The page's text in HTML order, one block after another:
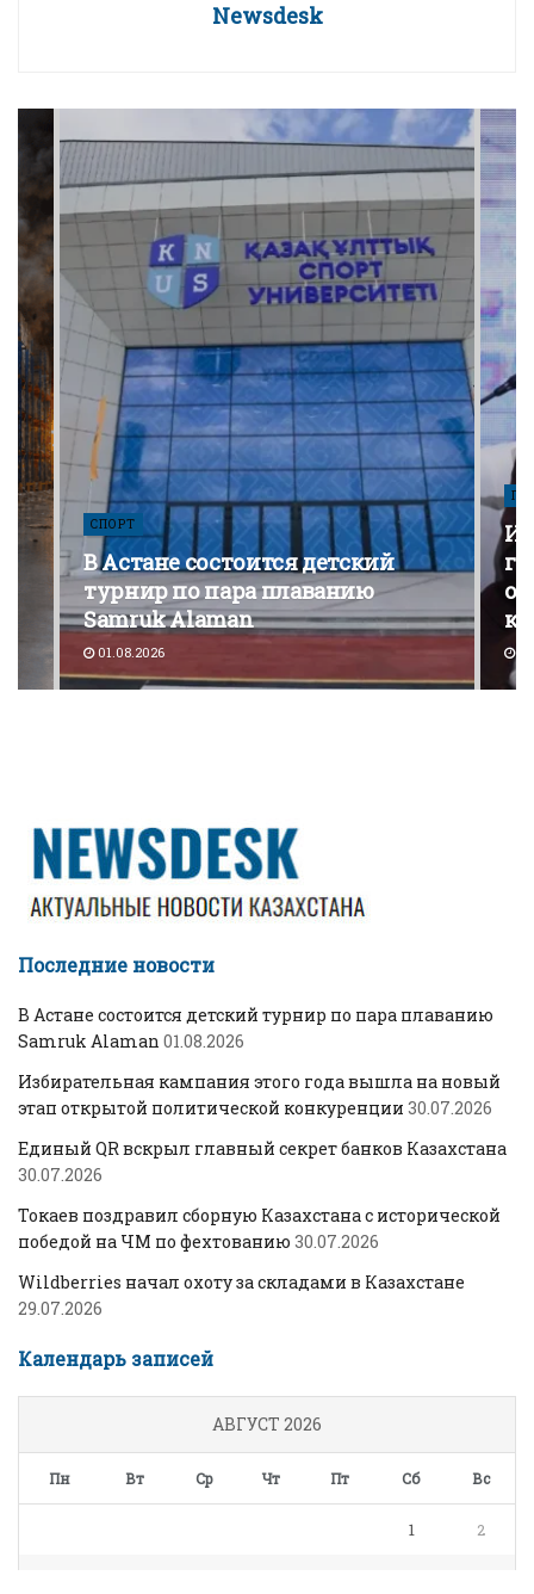
Newsdesk
СПОРТ
В Астане состоится детский
турнир по пара плаванию
Samruk Alaman
01.08.2026
Последние новости
В Астане состоится детский турнир по пара плаванию
Samruk Alaman 01.08.2026
Избирательная кампания этого года вышла на новый
этап открытой политической конкуренции 30.07.2026
Единый QR вскрыл главный секрет банков Казахстана
30.07.2026
Токаев поздравил сборную Казахстана с исторической
победой на ЧМ по фехтованию 30.07.2026
Wildberries начал охоту за складами в Казахстане
29.07.2026
Календарь записей
АВГУСТ 2026
Пн Вт Ср Чт Пт Сб Вс
1 2